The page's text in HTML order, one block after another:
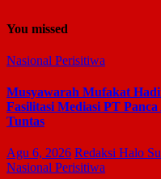
You missed
Nasional Perisitiwa
Musyawarah Mufakat
Fasilitasi Mediasi PT
Tuntas
Agu 6, 2026 Redaksi Halo
Nasional Perisitiwa